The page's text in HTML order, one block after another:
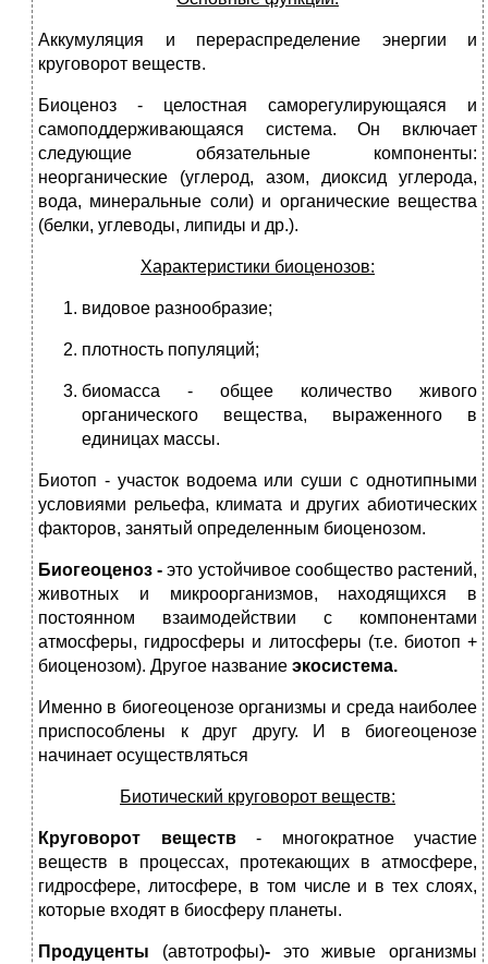
Аккумуляция и перераспределение энергии и
круговорот веществ.
Биоценоз - целостная саморегулирующаяся и
самоподдерживающаяся система. Он включает
следующие обязательные компоненты:
неорганические (углерод, азом, диоксид углерода,
вода, минеральные соли) и органические вещества
(белки, углеводы, липиды и др.).
Характеристики биоценозов:
видовое разнообразие;
плотность популяций;
биомасса - общее количество живого
органического вещества, выраженного в
единицах массы.
Биотоп - участок водоема или суши с однотипными
условиями рельефа, климата и других абиотических
факторов, занятый определенным биоценозом.
Биогеоценоз -это устойчивое сообщество растений,
животных и микроорганизмов, находящихся в
постоянном взаимодействии с компонентами
атмосферы, гидросферы и литосферы (т.е. биотоп +
биоценозом). Другое название экосистема.
Именно в биогеоценозе организмы и среда наиболее
приспособлены к друг другу. И в биогеоценозе
начинает осуществляться
Биотический круговорот веществ:
Круговорот веществ- многократное участие
веществ в процессах, протекающих в атмосфере,
гидросфере, литосфере, в том числе и в тех слоях,
которые входят в биосферу планеты.
Продуценты (автотрофы)- это живые организмы